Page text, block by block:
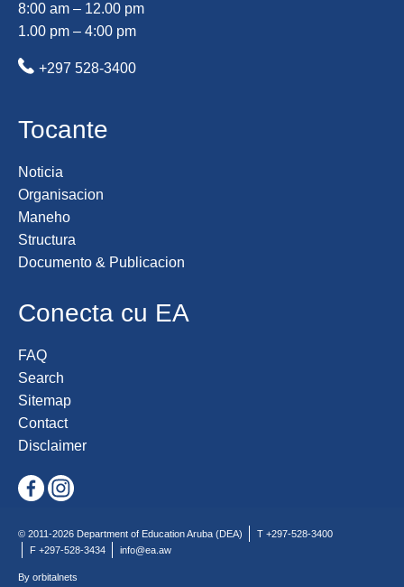
8:00 am – 12.00 pm
1.00 pm – 4:00 pm
+297 528-3400
Tocante
Noticia
Organisacion
Maneho
Structura
Documento & Publicacion
Conecta cu EA
FAQ
Search
Sitemap
Contact
Disclaimer
© 2011-2026 Department of Education Aruba (DEA)
T +297-528-3400
F +297-528-3434
info@ea.aw
By orbitalnets